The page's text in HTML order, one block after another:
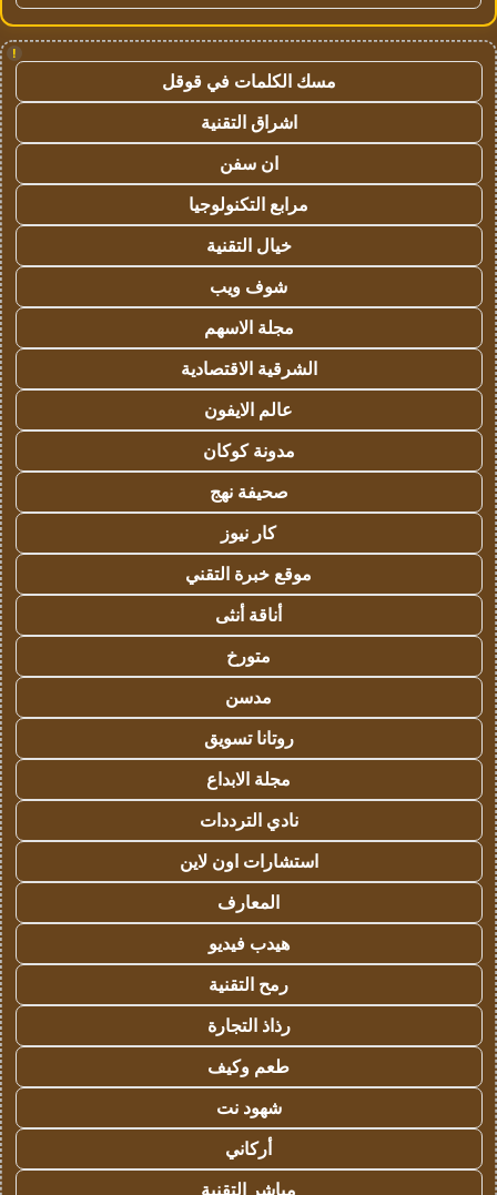
!
مسك الكلمات في قوقل
اشراق التقنية
ان سفن
مرابع التكنولوجيا
خيال التقنية
شوف ويب
مجلة الاسهم
الشرقية الاقتصادية
عالم الايفون
مدونة كوكان
صحيفة نهج
كار نيوز
موقع خبرة التقني
أناقة أنثى
متورخ
مدسن
روتانا تسويق
مجلة الابداع
نادي الترددات
استشارات اون لاين
المعارف
هيدب فيديو
رمح التقنية
رذاذ التجارة
طعم وكيف
شهود نت
أركاني
مباشر التقنية